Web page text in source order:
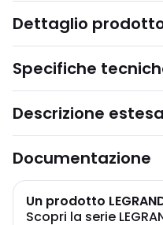
Dettaglio
Specifiche
Descrizione estesa
Documentazione
Un prodotto
Scopri la serie